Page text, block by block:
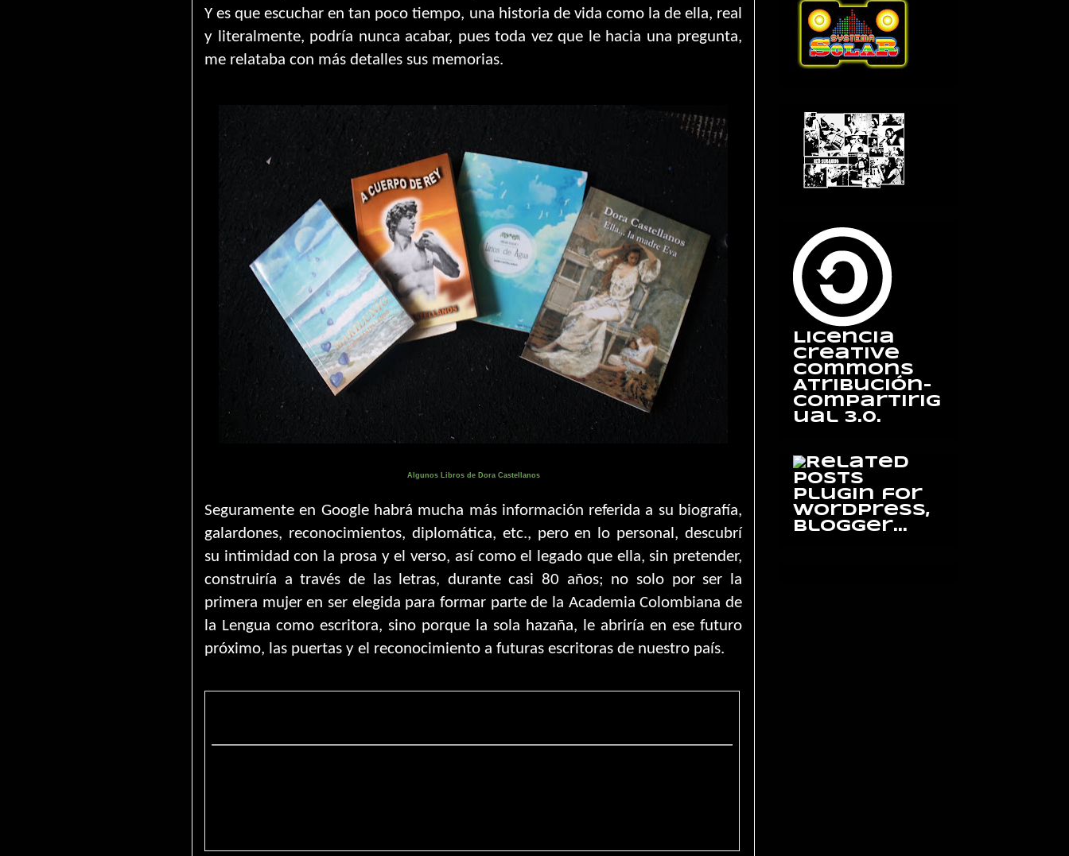
Y es que escuchar en tan poco tiempo, una historia de vida como la de ella, real
y literalmente, podría nunca acabar, pues toda vez que le hacia una pregunta,
me relataba con más detalles sus memorias.
Algunos Libros de Dora Castellanos
Seguramente en Google habrá mucha más información referida a su biografía,
galardones, reconocimientos, diplomática, etc., pero en lo personal, descubrí
su intimidad con la prosa y el verso, así como el legado que ella, sin pretender,
construiría a través de las letras, durante casi 80 años; no solo por ser la
primera mujer en ser elegida para formar parte de la Academia Colombiana de
la Lengua como escritora, sino porque la sola hazaña, le abriría en ese futuro
próximo, las puertas y el reconocimiento a futuras escritoras de nuestro país.
Licencia
Creative
Commons
Atribución-
CompartirIg
ual 3.0.